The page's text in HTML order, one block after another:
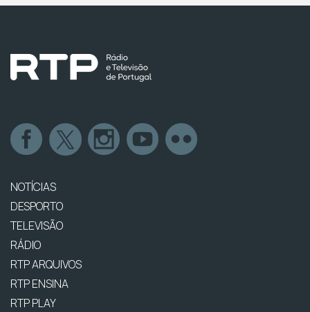
NOTÍCIAS
DESPORTO
TELEVISÃO
RÁDIO
RTP ARQUIVOS
RTP ENSINA
RTP PLAY